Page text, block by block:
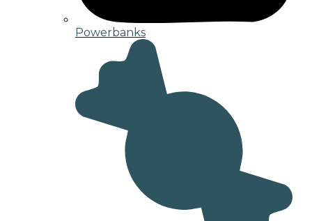
Powerbanks